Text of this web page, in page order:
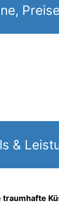
&
traumhafte